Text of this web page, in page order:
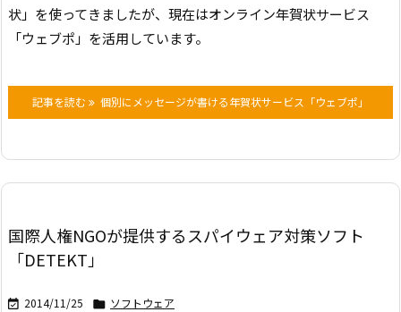
状」を使ってきましたが、現在はオンライン年賀状サービス
「ウェブポ」を活用しています。
記事を読む 個別にメッセージが書ける年賀状サービス「ウェブポ」
国際人権NGOが提供するスパイウェア対策ソフト
「DETEKT」
 2014/11/25  ソフトウェア